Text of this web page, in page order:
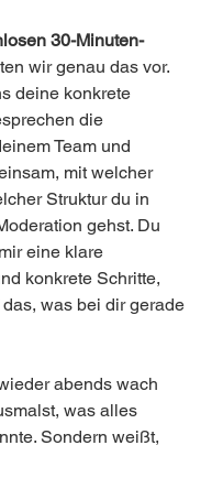
30-Minuten-
wir genau das vor.
deine konkrete
die
Team und
mit welcher
Struktur du in
gehst. Du
eine klare
konkrete Schritte,
was bei dir gerade
abends wach
was alles
Sondern weißt,